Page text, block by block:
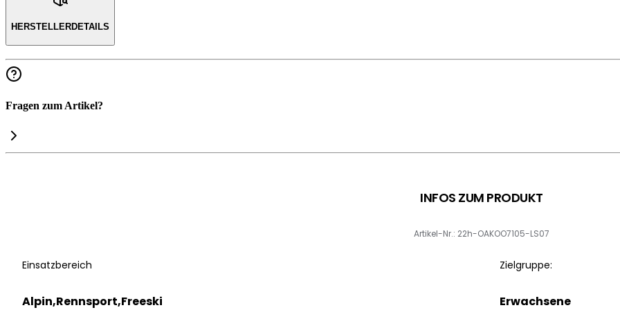
HERSTELLERDETAILS
Fragen zum Artikel?
INFOS ZUM PRODUKT
Artikel-Nr.: 22h-OAKOO7105-LS07
Einsatzbereich
Alpin,Rennsport,Freeski
Zielgruppe:
Erwachsene